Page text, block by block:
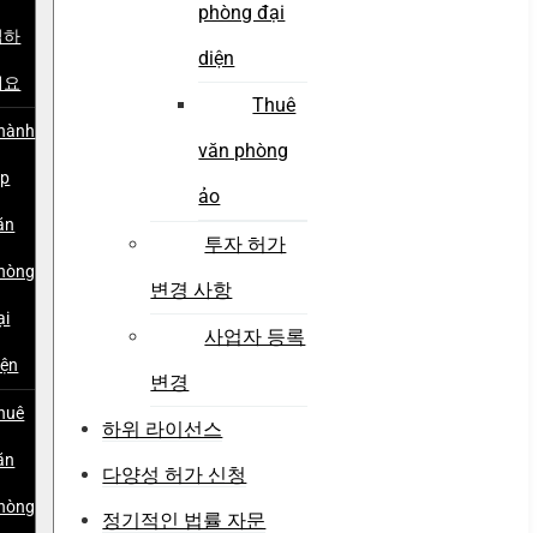
하
phòng đại
diện
Thuê
văn phòng
ảo
투자 허가
변경 사항
사업자 등록
변경
하위 라이선스
다양성 허가 신청
정기적인 법률 자문